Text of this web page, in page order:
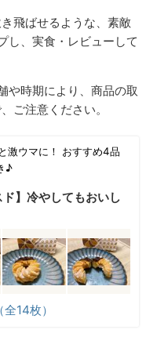
飛ばせるような、素敵
し、実食・レビューして
や時期により、商品の取
ご注意ください。
激ウマに！ おすすめ4品
♪
ド】冷やしてもおいし
14枚）